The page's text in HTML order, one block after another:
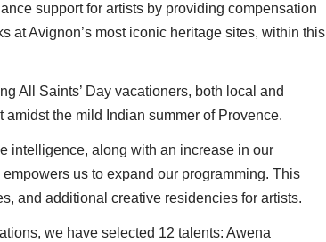
support for artists by providing compensation
at Avignon’s most iconic heritage sites, within this
All Saints’ Day vacationers, both local and
the mild Indian summer of Provence.
intelligence, along with an increase in our
us to expand our programming. This
and additional creative residencies for artists.
we have selected 12 talents: Awena